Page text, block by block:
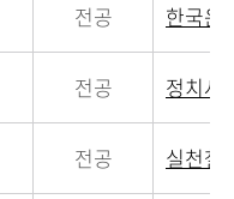
전공 한국윤
전공 정치사
전공 실천철